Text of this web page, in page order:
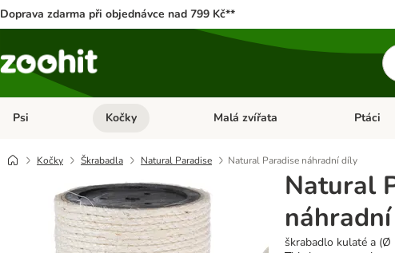
Doprava zdarma při objednávce nad 799 Kč**
Psi Otevřít menu: Psi
Kočky Otevřít menu: Kočky
Malá zvířata Otevřít
Ptáci
Kočky Škrabadla Natural Paradise Natural Paradise náhradní díly
Natural
škrabadlo kulaté a (Ø